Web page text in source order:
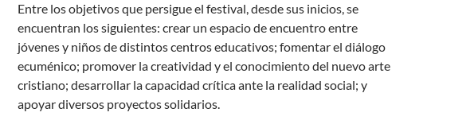
Entre los objetivos que persigue el festival, desde sus inicios, se
encuentran los siguientes: crear un espacio de encuentro entre
jóvenes y niños de distintos centros educativos; fomentar el diálogo
ecuménico; promover la creatividad y el conocimiento del nuevo arte
cristiano; desarrollar la capacidad crítica ante la realidad social; y
apoyar diversos proyectos solidarios.